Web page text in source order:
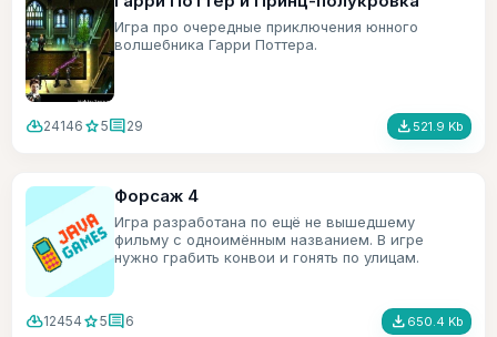
Игра про очередные приключения юнного
волшебника Гарри Поттера.
cloud_download24146 star5comment29 file_download 521.9 Kb
Форсаж 4
Игра разработана по ещё не вышедшему
фильму с одноимённым названием. В игре
нужно грабить конвои и гонять по улицам.
cloud_download12454 star5comment6 file_download 650.4 Kb